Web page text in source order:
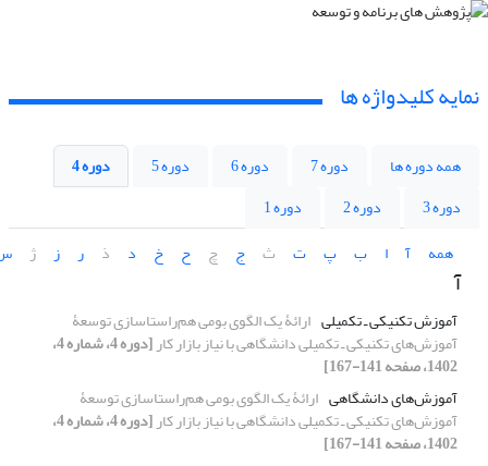
نمایه کلیدواژه ها
همه دوره ها دوره 7 دوره 6 دوره 5
دوره 4
دوره 3
دوره 2
دوره 1
همه
آ ا ب پ ت ث ج چ ح خ د ذ ر ز ژ
آ
آموزش تکنیکی ـ تکمیلی ارائۀ یک الگوی بومی هم‌راستاسازی توسعۀ
آموزش‌های تکنیکی ـ تکمیلی دانشگاهی با نیاز بازار کار [دوره 4، شماره 4،
1402، صفحه 141-167]
آموزش‌های دانشگاهی ارائۀ یک الگوی بومی هم‌راستاسازی توسعۀ
آموزش‌های تکنیکی ـ تکمیلی دانشگاهی با نیاز بازار کار [دوره 4، شماره 4،
1402، صفحه 141-167]